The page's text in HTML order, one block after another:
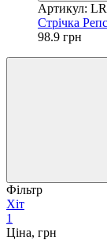
Артикул:
Стрічка
98.9 грн
Фільтр
Хіт
1
Ціна, грн